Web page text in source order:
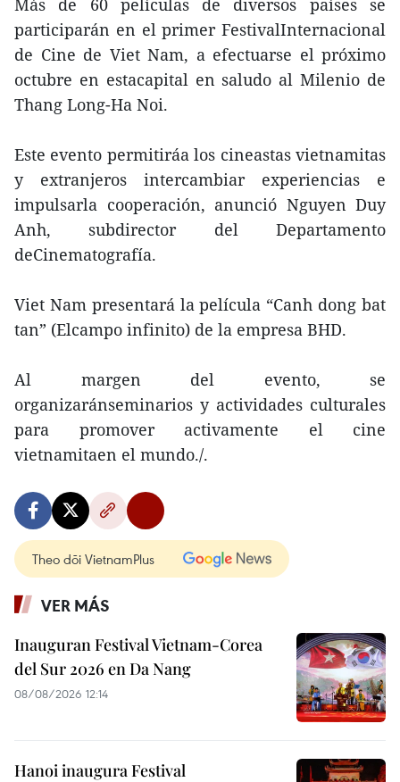
Más de 60 películas de diversos países se
participarán en el primer FestivalInternacional
de Cine de Viet Nam, a efectuarse el próximo
octubre en estacapital en saludo al Milenio de
Thang Long-Ha Noi.
Este evento permitiráa los cineastas vietnamitas
y extranjeros intercambiar experiencias e
impulsarla cooperación, anunció Nguyen Duy
Anh, subdirector del Departamento
deCinematografía.
Viet Nam presentará la película “Canh dong bat
tan” (Elcampo infinito) de la empresa BHD.
Al margen del evento, se
organizaránseminarios y actividades culturales
para promover activamente el cine
vietnamitaen el mundo./.
Theo dõi VietnamPlus
VER MÁS
Inauguran Festival Vietnam-Corea
del Sur 2026 en Da Nang
08/08/2026 12:14
Hanoi inaugura Festival